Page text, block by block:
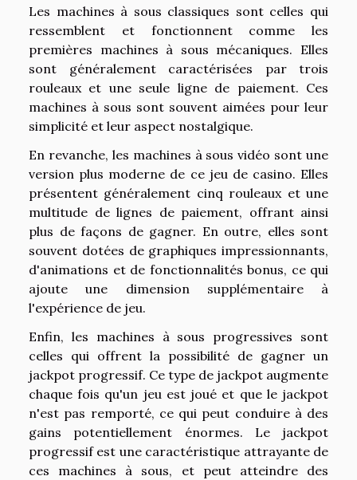
Les machines à sous classiques sont celles qui
ressemblent et fonctionnent comme les
premières machines à sous mécaniques. Elles
sont généralement caractérisées par trois
rouleaux et une seule ligne de paiement. Ces
machines à sous sont souvent aimées pour leur
simplicité et leur aspect nostalgique.
En revanche, les machines à sous vidéo sont une
version plus moderne de ce jeu de casino. Elles
présentent généralement cinq rouleaux et une
multitude de lignes de paiement, offrant ainsi
plus de façons de gagner. En outre, elles sont
souvent dotées de graphiques impressionnants,
d'animations et de fonctionnalités bonus, ce qui
ajoute une dimension supplémentaire à
l'expérience de jeu.
Enfin, les machines à sous progressives sont
celles qui offrent la possibilité de gagner un
jackpot progressif. Ce type de jackpot augmente
chaque fois qu'un jeu est joué et que le jackpot
n'est pas remporté, ce qui peut conduire à des
gains potentiellement énormes. Le jackpot
progressif est une caractéristique attrayante de
ces machines à sous, et peut atteindre des